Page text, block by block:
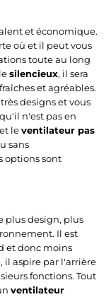
et économique.
où et il peut vous
toute au long
silencieux, il sera
et agréables.
designs et vous
n'est pas en
leventilateur pas
sans
options sont
plus design, plus
Il est
et donc moins
il aspire par l'arrière
fonctions. Tout
ventilateur